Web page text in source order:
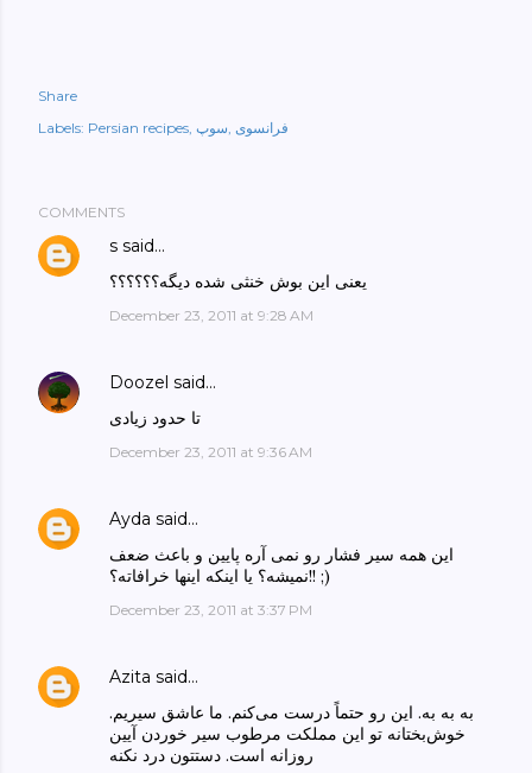
Share
Labels: Persian recipes سوپ فرانسوی
COMMENTS
s said…
یعنی این بوش خنثی شده دیگه؟؟؟؟؟؟
December 23, 2011 at 9:28 AM
Doozel said…
تا حدود زیادی
December 23, 2011 at 9:36 AM
Ayda said…
این همه سیر فشار رو نمی آره پایین و باعث ضعف
نمیشه؟ یا اینکه اینها خرافاته؟!! ;)
December 23, 2011 at 3:37 PM
Azita said…
به به به. این رو حتماً درست می‌کنم. ما عاشق سیریم.
خوش‌بختانه تو این مملکت مرطوب سیر خوردن آیین
روزانه است. دستتون درد نکنه